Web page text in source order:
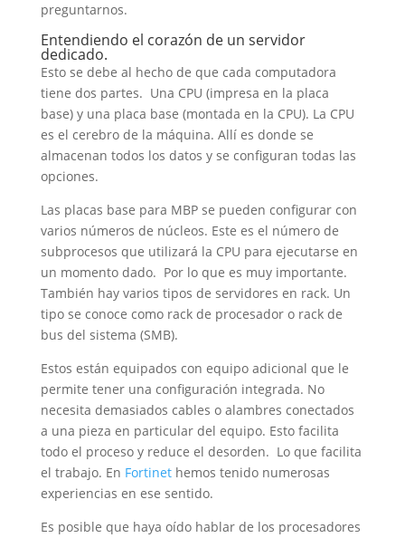
preguntarnos.
Entendiendo el corazón de un servidor
dedicado.
Esto se debe al hecho de que cada computadora
tiene dos partes. Una CPU (impresa en la placa
base) y una placa base (montada en la CPU). La CPU
es el cerebro de la máquina. Allí es donde se
almacenan todos los datos y se configuran todas las
opciones.
Las placas base para MBP se pueden configurar con
varios números de núcleos. Este es el número de
subprocesos que utilizará la CPU para ejecutarse en
un momento dado. Por lo que es muy importante.
También hay varios tipos de servidores en rack. Un
tipo se conoce como rack de procesador o rack de
bus del sistema (SMB).
Estos están equipados con equipo adicional que le
permite tener una configuración integrada. No
necesita demasiados cables o alambres conectados
a una pieza en particular del equipo. Esto facilita
todo el proceso y reduce el desorden. Lo que facilita
el trabajo. En Fortinethemos tenido numerosas
experiencias en ese sentido.
Es posible que haya oído hablar de los procesadores